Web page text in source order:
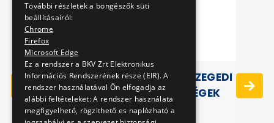
KÖZLEKEDÉSI FÜZETEK IX. SZEGEDI
VILLAMOSKÜLÖNLEGESSÉGEK
1950- 1970 KÖZÖTT.
További részletek a böngészők süti
beállításairól:
Chrome
Firefox
Microsoft Edge
Ez a rendszer a BKV Zrt Elektronikus
Információs Rendszerének része (EIR). A
rendszer használatával Ön elfogadja az
alábbi feltételeket: A rendszer használata
megfigyelhető, rögzithető es naplózható a